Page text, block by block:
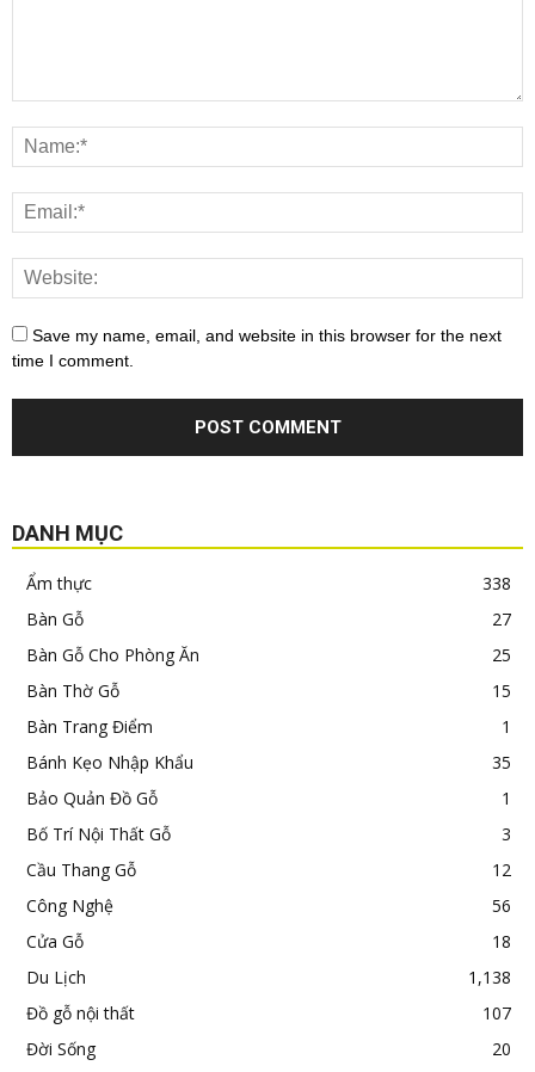
Save my name, email, and website in this browser for the next
time I comment.
DANH MỤC
Ẩm thực
338
Bàn Gỗ
27
Bàn Gỗ Cho Phòng Ăn
25
Bàn Thờ Gỗ
15
Bàn Trang Điểm
1
Bánh Kẹo Nhập Khẩu
35
Bảo Quản Đồ Gỗ
1
Bố Trí Nội Thất Gỗ
3
Cầu Thang Gỗ
12
Công Nghệ
56
Cửa Gỗ
18
Du Lịch
1,138
Đồ gỗ nội thất
107
Đời Sống
20